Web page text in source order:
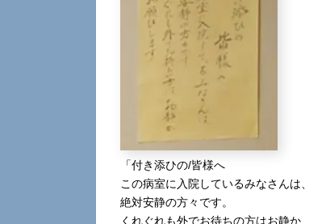
「付き添ひの/皆様へ
この病室に入院しているみなさんは、
絶対安静の方々です。
くれぐれも外でお待ちの方はお静か